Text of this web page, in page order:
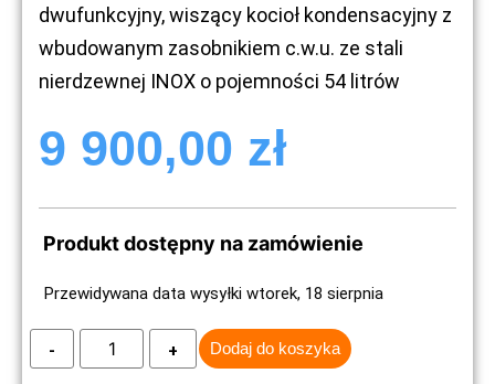
dwufunkcyjny, wiszący kocioł kondensacyjny z
wbudowanym zasobnikiem c.w.u. ze stali
nierdzewnej INOX o pojemności 54 litrów
9 900,00 zł
Produkt dostępny na zamówienie
Przewidywana data wysyłki wtorek, 18 sierpnia
Dodaj do koszyka